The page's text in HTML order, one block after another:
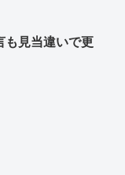
も見当違いで更